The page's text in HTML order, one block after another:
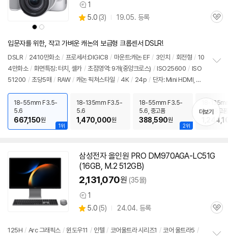
상
품
상
상
품
상
상
품
1
별
5.0 (상
리
3) 19.05. 등록
관
입문자를 위한, 작고 가벼운 캐논의 보급형 크롭센서 DSLR!
DSLR / 2410만화소 / 프로세서:DIGIC8 / 마운트:캐논 EF / 3인치 / 회전형 / 10
4만화소 / 화면특징: 터치, 셀카 / 초점영역: 9개(중앙크로스) / ISO25600 / ISO
51200 / 초당5매 / RAW / 캐논 픽쳐스타일 / 4K / 24p / 단자: Mini HDMI, 마
가격: 860,000원
치
기
1위
18-55mm F3.5-
5.6
667,150원
18-135mm F3.5-
5.6
1,470,000원
2위
18-55mm F3.5-
5.6, 중고품
388,590원
18-
5.6, 중고품
더보기
삼성전자 올인원 PRO DM970AGA-LC51G
(16GB, M.2 512GB)
2,131,070원 (35몰)
상
품
견
1
별
5.0 (상
리
5) 24.04. 등록
관
125H / Arc 그래픽스 / 윈도우11 / 인텔 / 코어울트라 시리즈1 / 코어 울트라5 /